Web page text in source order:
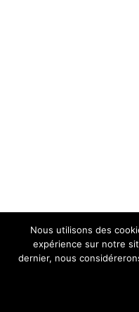
Nous utilisons des
expérience sur notre
dernier, nous